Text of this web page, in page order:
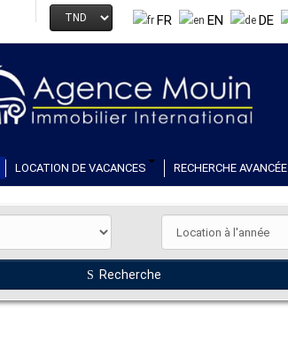
FR EN DE
LOCATION DE VACANCES RECHERCHE AVANCÉE
Recherche